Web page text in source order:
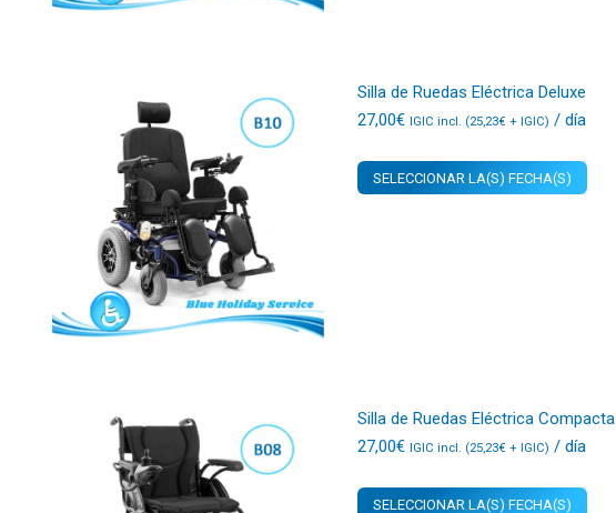
Silla de Ruedas Eléctrica Deluxe
27,00€ IGIC incl. (25,23€ + IGIC) / día
SELECCIONAR LA(S) FECHA(S)
Silla de Ruedas Eléctrica Compacta
27,00€ IGIC incl. (25,23€ + IGIC) / día
SELECCIONAR LA(S) FECHA(S)